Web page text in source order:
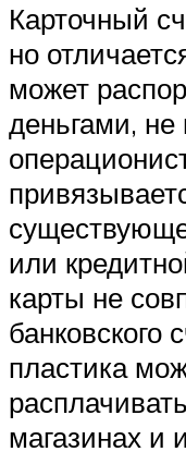
Карточный
но
может
деньгами, не
или
карты не
банковского
пластика
магазинах и